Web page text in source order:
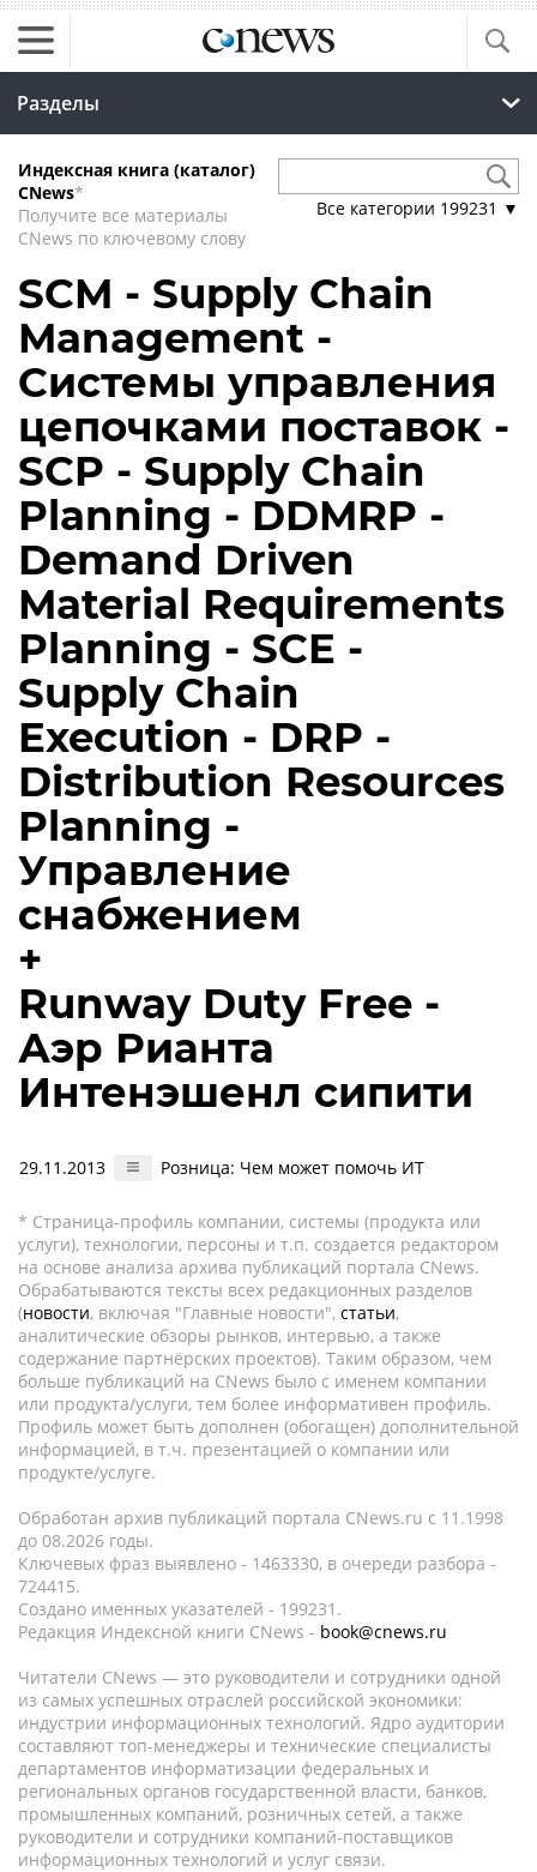
Разделы
Индексная книга (каталог)
CNews*
Получите все материалы
CNews по ключевому слову
Все категории 199231 ▼
SCM - Supply Chain
Management -
Системы управления
цепочками поставок -
SCP - Supply Chain
Planning - DDMRP -
Demand Driven
Material Requirements
Planning - SCE -
Supply Chain
Execution - DRP -
Distribution Resources
Planning -
Управление
снабжением
+
Runway Duty Free -
Аэр Рианта
Интенэшенл сипити
29.11.2013 Розница: Чем может помочь ИТ
* Страница-профиль компании, системы (продукта или
услуги), технологии, персоны и т.п. создается редактором
на основе анализа архива публикаций портала CNews.
Обрабатываются тексты всех редакционных разделов
(новости, включая "Главные новости", статьи,
аналитические обзоры рынков, интервью, а также
содержание партнёрских проектов). Таким образом, чем
больше публикаций на CNews было с именем компании
или продукта/услуги, тем более информативен профиль.
Профиль может быть дополнен (обогащен) дополнительной
информацией, в т.ч. презентацией о компании или
продукте/услуге.
Обработан архив публикаций портала CNews.ru c 11.1998
до 08.2026 годы.
Ключевых фраз выявлено - 1463330, в очереди разбора -
724415.
Создано именных указателей - 199231.
Редакция Индексной книги CNews - book@cnews.ru
Читатели CNews — это руководители и сотрудники одной
из самых успешных отраслей российской экономики:
индустрии информационных технологий. Ядро аудитории
составляют топ-менеджеры и технические специалисты
департаментов информатизации федеральных и
региональных органов государственной власти, банков,
промышленных компаний, розничных сетей, а также
руководители и сотрудники компаний-поставщиков
информационных технологий и услуг связи.